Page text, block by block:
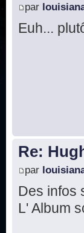
par
Euh...
Re:
par
Des infos
L' Album